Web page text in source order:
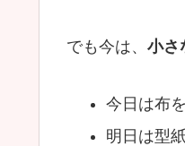
でも今は、 小さ
今日は布
明日は型